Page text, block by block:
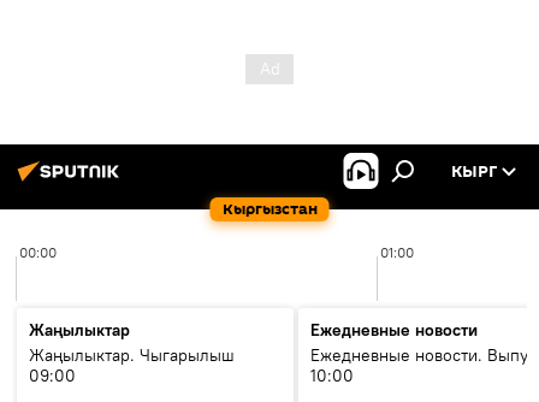
Кыргызстан
КЫРГ
00:00 01:00
Жаңылыктар
Жаңылыктар. Чыгарылыш
09:00
Ежедневные новости
Ежедневные новости.
10:00